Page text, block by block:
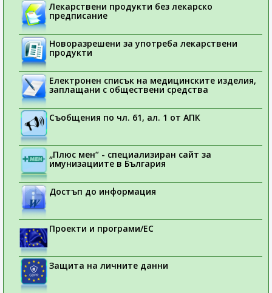
Лекарствени продукти без лекарско
предписание
Новоразрешени за употреба лекарствени
продукти
Електронен списък на медицинските изделия,
заплащани с обществени средства
Съобщения по чл. 61, ал. 1 от АПК
„Плюс мен“ - специализиран сайт за
имунизациите в България
Достъп до информация
Проекти и програми/ЕС
Защита на личните данни